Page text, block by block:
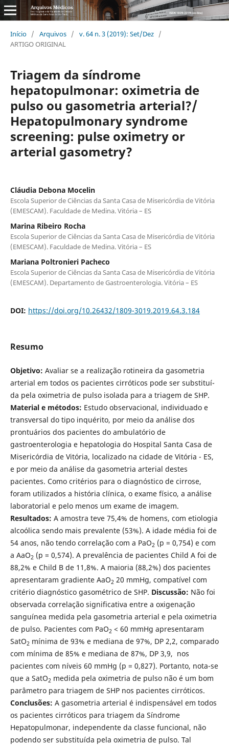
Início / Arquivos / v. 64 n. 3 (2019): Set/Dez /
ARTIGO ORIGINAL
Triagem da sí­ndrome
hepatopulmonar: oximetria de
pulso ou gasometria arterial?/
Hepatopulmonary syndrome
screening: pulse oximetry or
arterial gasometry?
Cláudia Debona Mocelin
Escola Superior de Ciências da Santa Casa de Misericórdia de Vitória
(EMESCAM). Faculdade de Medina. Vitória – ES
Marina Ribeiro Rocha
Escola Superior de Ciências da Santa Casa de Misericórdia de Vitória
(EMESCAM). Faculdade de Medina. Vitória – ES
Mariana Poltronieri Pacheco
Escola Superior de Ciências da Santa Casa de Misericórdia de Vitória
(EMESCAM). Departamento de Gastroenterologia. Vitória – ES
DOI: https://doi.org/10.26432/1809-3019.2019.64.3.184
Resumo
Objetivo: Avaliar se a realização rotineira da gasometria
arterial em todos os pacientes cirróticos pode ser substituí­
da pela oximetria de pulso isolada para a triagem de SHP.
Material e métodos: Estudo observacional, individuado e
transversal do tipo inquérito, por meio da análise dos
prontuários dos pacientes do ambulatório de
gastroenterologia e hepatologia do Hospital Santa Casa de
Misericórdia de Vitória, localizado na cidade de Vitória - ES,
e por meio da análise da gasometria arterial destes
pacientes. Como critérios para o diagnóstico de cirrose,
foram utilizados a história clí­nica, o exame fí­sico, a análise
laboratorial e pelo menos um exame de imagem.
Resultados: A amostra teve 75,4% de homens, com etiologia
alcoólica sendo mais prevalente (53%). A idade média foi de
54 anos, não tendo correlação com a PaO2 (p = 0,754) e com
a AaO2 (p = 0,574). A prevalência de pacientes Child A foi de
88,2% e Child B de 11,8%. A maioria (88,2%) dos pacientes
apresentaram gradiente AaO2 20 mmHg, compatí­vel com
critério diagnóstico gasométrico de SHP. Discussão: Não foi
observada correlação significativa entre a oxigenação
sanguí­nea medida pela gasometria arterial e pela oximetria
de pulso. Pacientes com PaO2 < 60 mmHg apresentaram
SatO2 mí­nima de 93% e mediana de 97%, DP 2,2, comparado
com mí­nima de 85% e mediana de 87%, DP 3,9, nos
pacientes com ní­veis 60 mmHg (p = 0,827). Portanto, nota-se
que a SatO2 medida pela oximetria de pulso não é um bom
parâmetro para triagem de SHP nos pacientes cirróticos.
Conclusões: A gasometria arterial é indispensável em todos
os pacientes cirróticos para triagem da Sí­ndrome
Hepatopulmonar, independente da classe funcional, não
podendo ser substituí­da pela oximetria de pulso. Tal